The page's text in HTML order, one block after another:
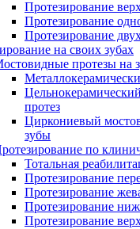
Протезирование
Протезирование
Протезирование
на своих зубах
протезы на
протез
Циркониевый
зубы
по
Тотальная
Протезирование
Протезирование
Протезирование
Протезирование